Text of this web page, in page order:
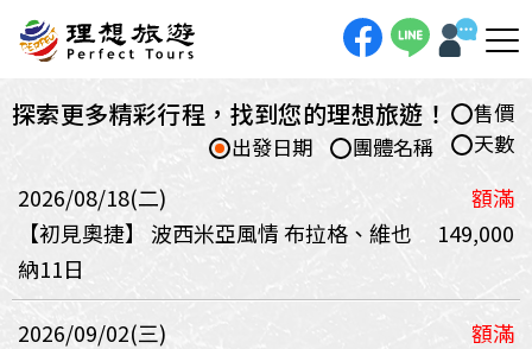
探索更多精彩行程，找到您的理想旅遊！
售價
天數
團體名稱
出發日期
2026/08/18(二)
額滿
【初見奧捷】 波西米亞風情 布拉格、維也
納11日
149,000
2026/09/02(三)
額滿